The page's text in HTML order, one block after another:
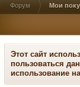
Форум Мои
Этот сайт
пользоваться
использование